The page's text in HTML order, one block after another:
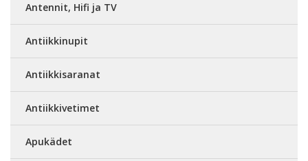
Antennit, Hifi ja TV
Antiikkinupit
Antiikkisaranat
Antiikkivetimet
Apukädet